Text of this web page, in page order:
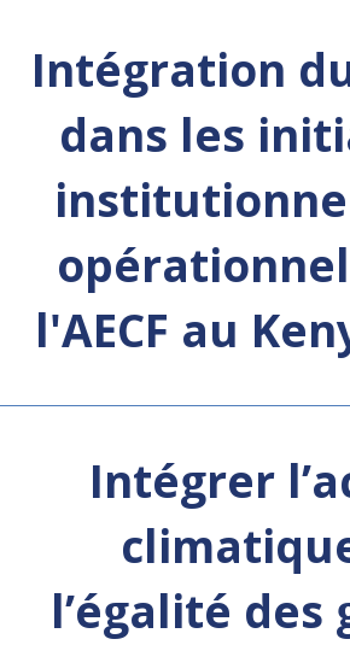
Intégration
dans les
l'AECF au
Intégrer
l’égalité des